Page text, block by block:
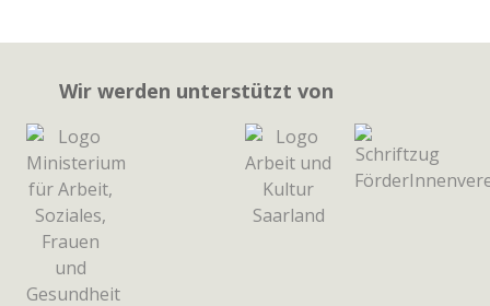
Wir werden unterstützt von